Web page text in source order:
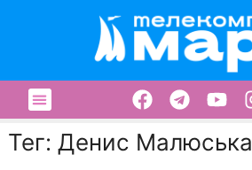
Тег: Денис Малюська